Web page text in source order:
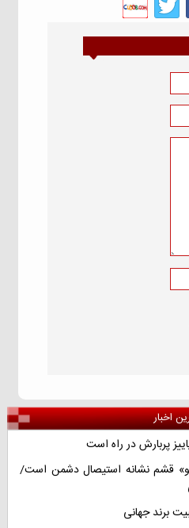
اخبار
پربارش در راه است
قشم نشانه استیصال دشمن است/
برند جهانی